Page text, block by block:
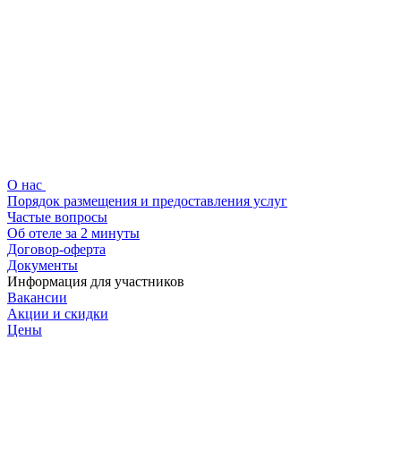
О нас
Порядок размещения и предоставления услуг
Частые вопросы
Об отеле за 2 минуты
Договор-оферта
Документы
Информация для участников
Вакансии
Акции и скидки
Цены